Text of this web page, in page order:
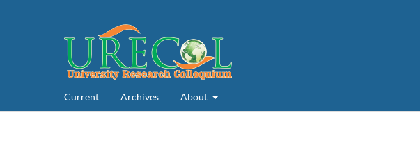
Current Archives About